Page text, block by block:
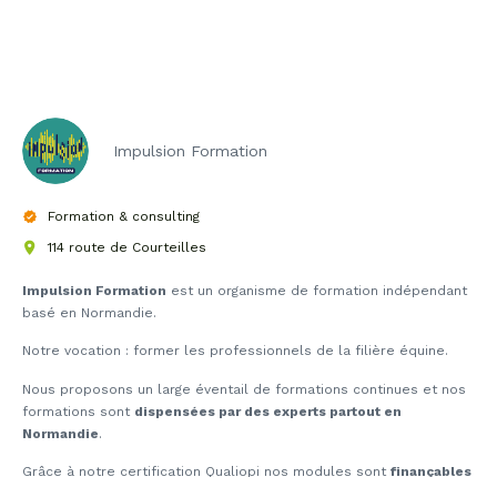
Impulsion Formation
Formation & consulting
114 route de Courteilles
Impulsion Formation est un organisme de formation indépendant
basé en Normandie.
Notre vocation : former les professionnels de la filière équine.
Nous proposons un large éventail de formations continues et nos
formations sont dispensées par des experts partout en
Normandie.
Grâce à notre certification Qualiopi nos modules sont finançables